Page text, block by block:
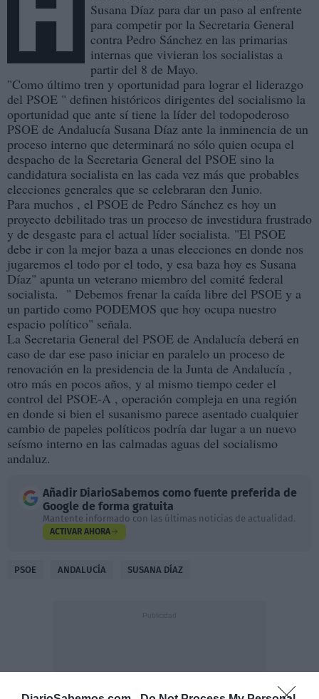
Susana Díaz para dar un paso al enfrente
para competir por la Secretaria General
contra Pedro Sánchez en las primarias
internas que vivieran los socialistas a
partir del 8 de Mayo.
"Como último tren y oportunidad para lograr el liderazgo
del PSOE " definen históricos dirigentes del socialismo la
oportunidad que ante sí tiene la líder del todopoderoso
PSOE de Andalucía Susana Díaz ante la inminencia de un
proceso interno que determinará no sólo quien ocupa el
despacho de la Secretaria General del PSOE sino la
candidatura socialista en las cada vez más que probables
elecciones generales que se celebraran den Junio.
Para muchos , el PSOE de Pedro Sánchez es hoy un
proyecto debilitado tras un proceso de investidura frustrado
y de desgaste para el actual líder socialista. "El PSOE
debe ir con la mejor baza a unas elecciones en donde nos
jugaremos el todo por el todo, y esa baza hoy es Susana
Díaz" apunta un veterano miembro del comité federal
socialista. " Debemos frenar la caída libre del PSOE y a
un partido como PODEMOS que hoy ocupa nuestro
espacio político" señala.
La Secretaria General del PSOE de Andalucía deberá en
caso de dar ese paso iniciar en paralelo un proceso de
renovación en la presidencia de la Junta de Andalucía ,
otro más en pocos años, y al mismo tiempo ceder el
control del PSOE-A , operación compleja en una región
en donde si bien el susanismo parece asentado cualquier
cambio de papeles políticos podría dar lugar a un nuevo
seísmo interno en las calmadas aguas del socialismo
andaluz.
Añadir DiarioSabemos como fuente preferida de
Google de forma gratuita
Mantente informado con las últimas noticias de actualidad.
ACTIVAR AHORA
PSOE ANDALUCÍA SUSANA DÍAZ